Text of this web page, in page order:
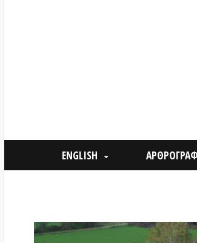
ENGLISH ΑΡΘΡΟΓΡΑΦΙΑ